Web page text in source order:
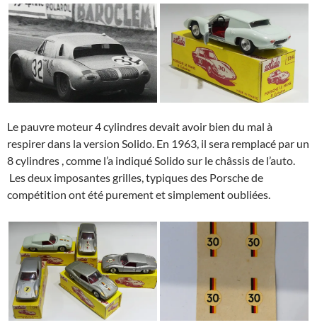
Le pauvre moteur 4 cylindres devait avoir bien du mal à
respirer dans la version Solido. En 1963, il sera remplacé par un
8 cylindres , comme l’a indiqué Solido sur le châssis de l’auto.
Les deux imposantes grilles, typiques des Porsche de
compétition ont été purement et simplement oubliées.